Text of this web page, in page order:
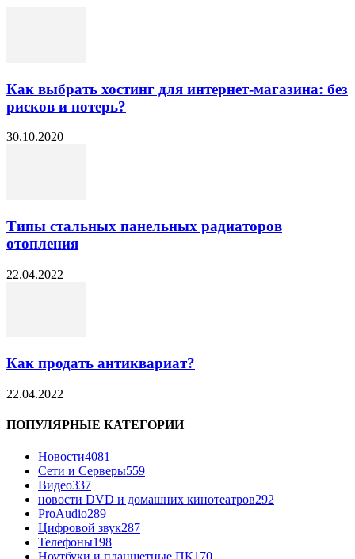
Как выбрать хостинг для интернет-магазина: без
рисков и потерь?
30.10.2020
Типы стальных панельных радиаторов
отопления
22.04.2022
Как продать антиквариат?
22.04.2022
ПОПУЛЯРНЫЕ КАТЕГОРИИ
Новости4081
Сети и Серверы559
Видео337
новости DVD и домашних кинотеатров292
ProAudio289
Цифровой звук287
Телефоны198
Ноутбуки и планшетные ПК170